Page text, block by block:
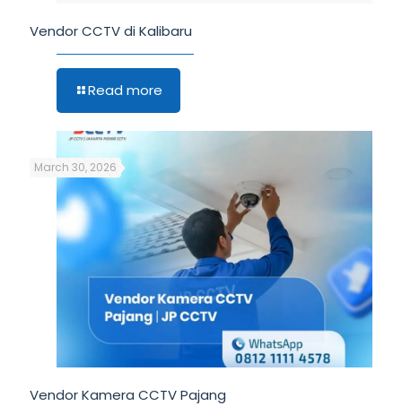
Vendor CCTV di Kalibaru
Read more
March 30, 2026
Vendor Kamera CCTV Pajang